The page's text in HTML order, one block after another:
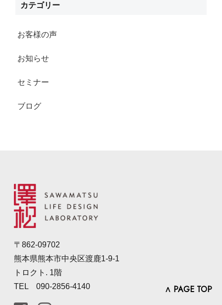
カテゴリー
お客様の声
お知らせ
セミナー
ブログ
〒862-09702
熊本県熊本市中央区渡鹿1-9-1
トロクト. 1階
TEL 090-2856-4140
∧ PAGE TOP